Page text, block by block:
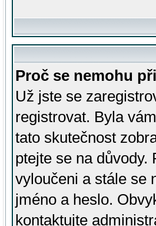
Proč se nemohu
Už jste se
registrovat. Byla
tato skutečnost
ptejte se na důvody.
vyloučeni a stále se
jméno a heslo.
kontaktujte